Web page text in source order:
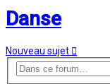
Danse
Nouveau sujet